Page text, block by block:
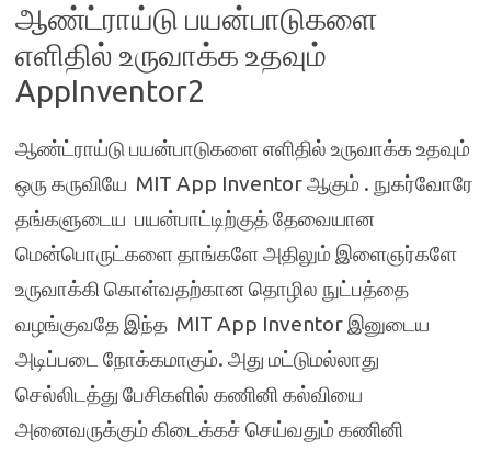
ஆண்ட்ராய்டு பயன்பாடுகளை
எளிதில் உருவாக்க உதவும்
AppInventor2
ஆண்ட்ராய்டு பயன்பாடுகளை எளிதில் உருவாக்க உதவும்
ஒரு கருவியே MIT App Inventor ஆகும் . நுகர்வோரே
தங்களுடைய பயன்பாட்டிற்குத் தேவையான
மென்பொருட்களை தாங்களே அதிலும் இளைஞர்களே
உருவாக்கி கொள்வதற்கான தொழில நுட்பத்தை
வழங்குவதே இந்த MIT App Inventor இனுடைய
அடிப்படை நோக்கமாகும். அது மட்டுமல்லாது
செல்லிடத்து பேசிகளில் கணினி கல்வியை
அனைவருக்கும் கிடைக்கச் செய்வதும் கணினி